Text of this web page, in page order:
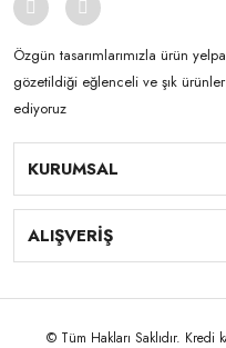
Özgün tasarımlarımızla ürün
gözetildiği eğlenceli ve şık
ediyoruz
KURUMSAL
ALIŞVERİŞ
© Tüm Hakları Saklıdır. Kredi